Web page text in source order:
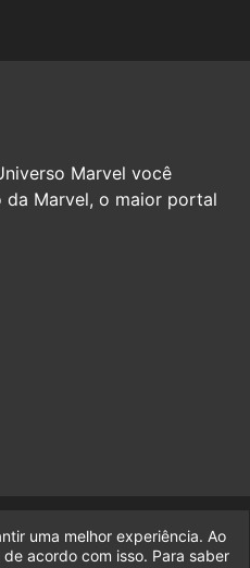
Marvel você
da Marvel, o maior portal
uma empresa da Legado
uma melhor experiência. Ao
acordo com isso. Para saber